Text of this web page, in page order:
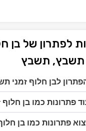
לפתרון של בן
תשבץ, תשבץ
לבן חלוף זמני
פתרונות כמו בן
פתרונות כמו בן